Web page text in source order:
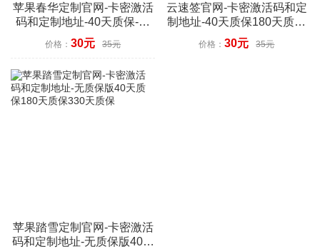
苹果春华定制官网-卡密激活
码和定制地址-40天质保-不
退换
价格：30元 35元
云速签官网-卡密激活码和定
制地址-40天质保180天质保
330天质保
价格：30元 35元
苹果踏雪定制官网-卡密激活
码和定制地址-无质保版40天